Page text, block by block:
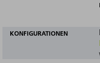
KONFIGURATIONEN